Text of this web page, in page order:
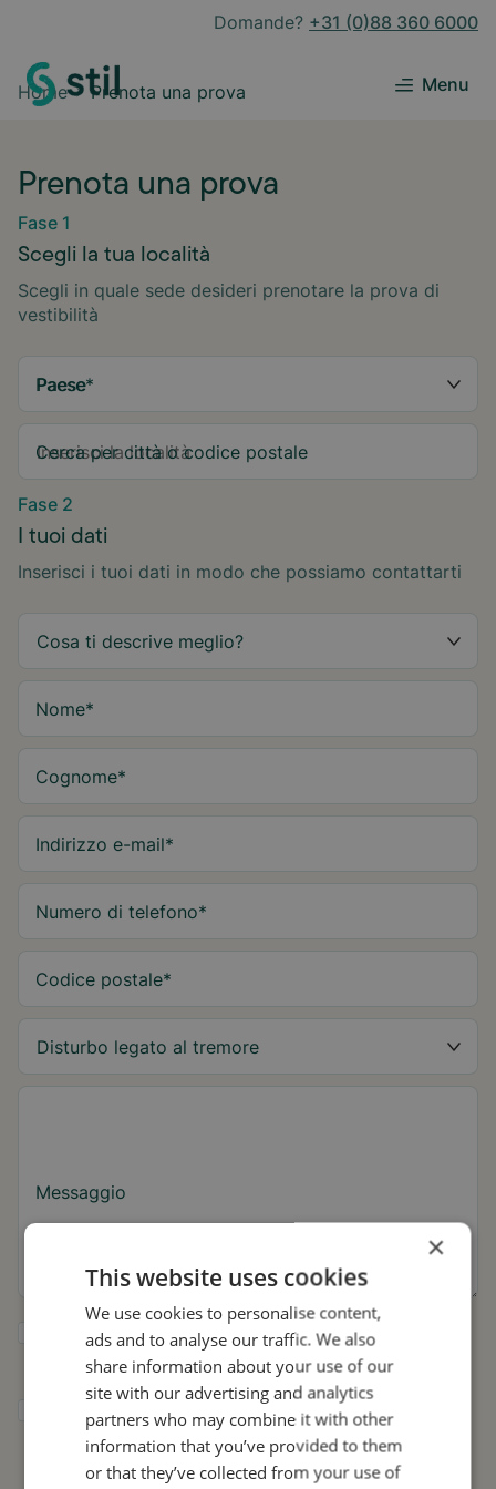
Domande? +31 (0)88 360 6000
Menu
Home Prenota una prova
Prenota una prova
Fase 1
Scegli la tua località
Scegli in quale sede desideri prenotare la prova di
vestibilità
Paese*
Cerca per città o codice postale
Fase 2
I tuoi dati
Inserisci i tuoi dati in modo che possiamo contattarti
Nome*
Cognome*
Indirizzo e-mail*
Numero di telefono*
Codice postale*
Messaggio
Sì, desidero ricevere consigli su Tremor e
aggiornamenti su Stil.
Acconsento a che Stil utilizzi i miei dati per
scopi di ricerca e diffusione, in conformità
l'Informativa sulla privacy.*
×
This website uses cookies
We use cookies to personalise content,
ads and to analyse our traffic. We also
share information about your use of our
site with our advertising and analytics
partners who may combine it with other
information that you’ve provided to them
or that they’ve collected from your use of